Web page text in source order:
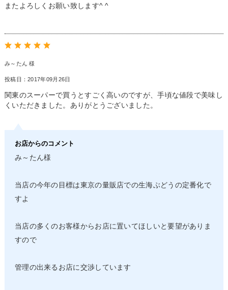
またよろしくお願い致します^ ^
み～たん 様
投稿日：2017年09月26日
関東のスーパーで買うとすごく高いのですが、手頃な値段で美味し
くいただきました。ありがとうございました。
お店からのコメント
み～たん様
当店の今年の目標は東京の量販店での生海ぶどうの定番化で
すよ
当店の多くのお客様からお店に置いてほしいと要望がありま
すので
管理の出来るお店に交渉しています